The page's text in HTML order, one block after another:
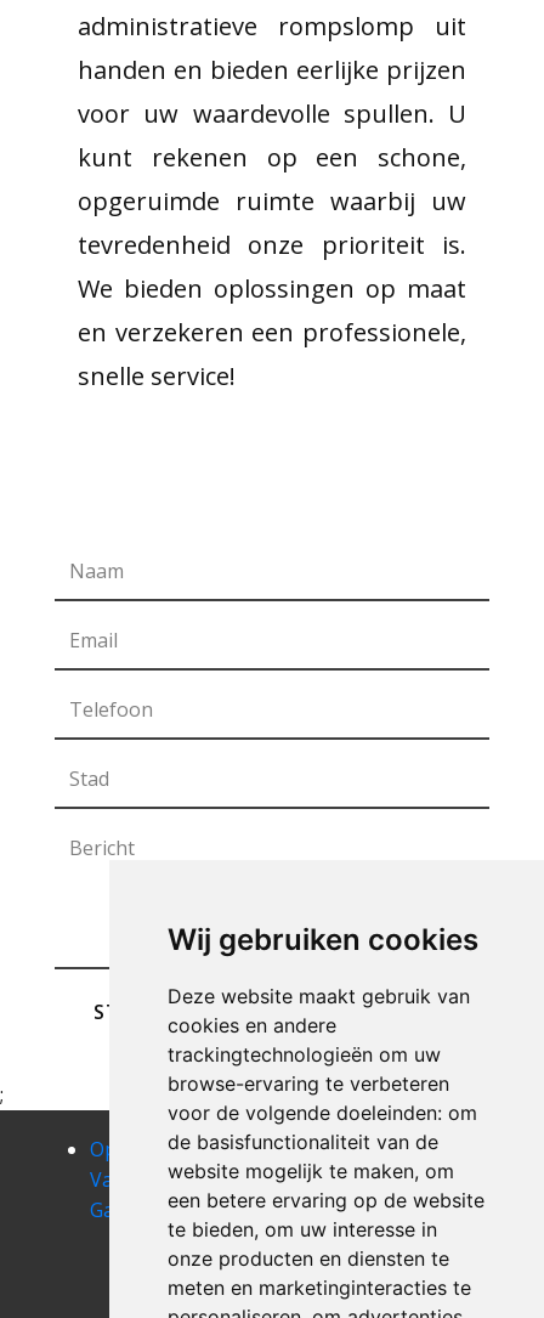
Wij gebruiken cookies
Deze website maakt gebruik van
cookies en andere
trackingtechnologieën om uw
browse-ervaring te verbeteren
voor de volgende doeleinden: om
de basisfunctionaliteit van de
website mogelijk te maken, om
een betere ervaring op de website
te bieden, om uw interesse in
onze producten en diensten te
meten en marketinginteracties te
administratieve rompslomp uit
handen en bieden eerlijke prijzen
voor uw waardevolle spullen. U
kunt rekenen op een schone,
opgeruimde ruimte waarbij uw
tevredenheid onze prioriteit is.
We bieden oplossingen op maat
en verzekeren een professionele,
snelle service!
STUREN
;
Opruimen
Van Uw
Garage arville
Opruimen
Van Uw
Garage
assenois
Opruimen
Van Uw
Garage athus
Opruimen
Van Uw
Garage attert